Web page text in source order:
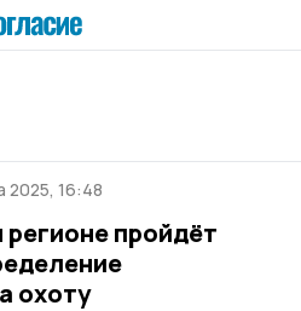
2025, 16:48
пройдёт
охоту